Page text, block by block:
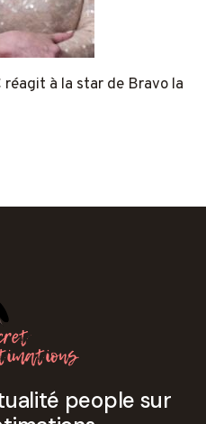
réagit à la star de Bravo la
people sur